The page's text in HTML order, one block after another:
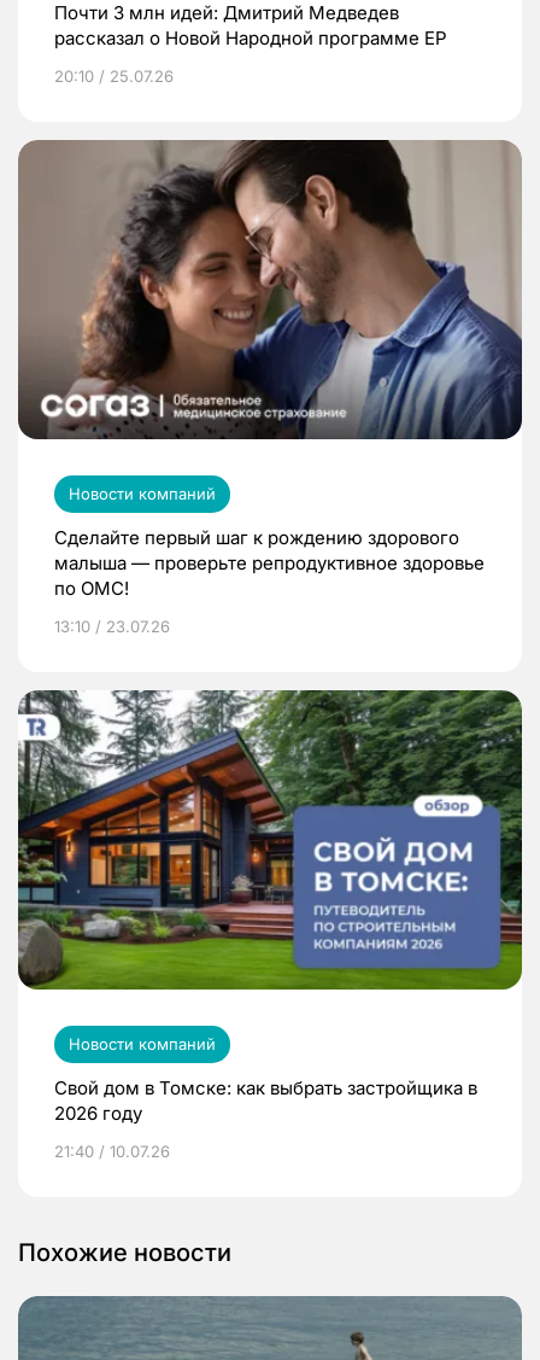
Почти 3 млн идей: Дмитрий Медведев
рассказал о Новой Народной программе ЕР
20:10 / 25.07.26
Новости компаний
Сделайте первый шаг к рождению здорового
малыша — проверьте репродуктивное здоровье
по ОМС!
13:10 / 23.07.26
Новости компаний
Свой дом в Томске: как выбрать застройщика в
2026 году
21:40 / 10.07.26
Похожие новости